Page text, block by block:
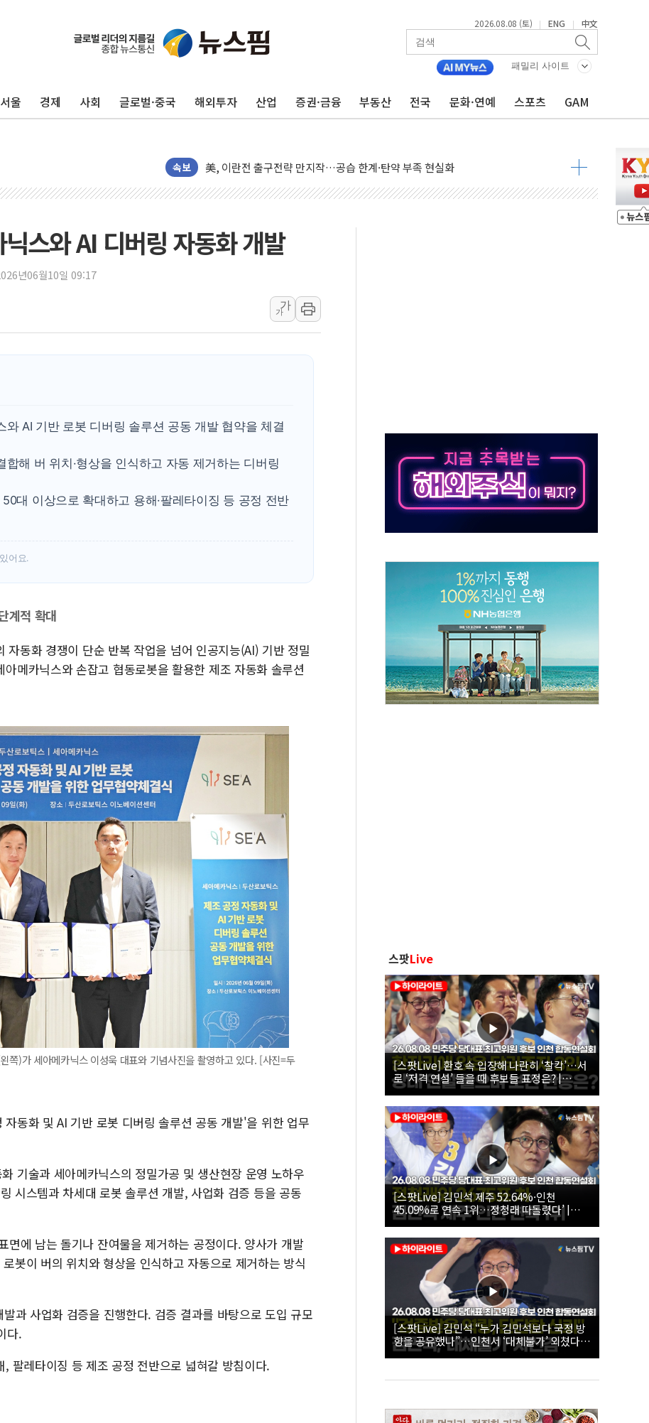
2026.08.08 (토) | ENG | 中文
패밀리 사이트
울 경제 사회 글로벌·중국 해외투자 산업 증권·금융 부동산 전국 문화·연예 스포츠 GAM
속보
[종합] 김민석, 정청래에 '0.86%p' 차 재역전 성공...金 45.42% vs 鄭 44.56%
인천 합동연설회 나선 송영길·정청래·김민석 당대표 후보
인사하는 김민석 당대표 후보
[속보] 민주, 제주·인천 경선 결과 발표...김민석 47.75% 정청래 42.08%
[속보] 민주, 제주 경선 결과 발표...김민석 52.64% 정청래 39.89% 송영길 7.47%
이번주 국내 주요 금융일정(8.10~8.14)
李대통령 "결혼 때문에 손해 보는 일 없게"…'결혼 페널티' 22개 과제 손본다
여수 오동도 인근 해상서 모터보트 전복…1명 사망·1명 실종
추미애, '위안부' 피해자 기림의 날 참석..."국제적 시민 연대로 목소리 내야"
인천 선재도 갯벌서 해루질 중 실종 60대 나흘만에 숨진 채 발견
인천서 말다툼 중 어머니 흉기 살해 10대 아들 체포
'화합' 꺼낸 김민석에 '뻔뻔' 받아친 정청래…제주 연설서 신경전 고조
李대통령, ISA 개편 재검토 지시…與 "적극 환영"·野 "졸속 국정"
스와 AI 디버링 자동화 개발
년06월10일 09:17
가
가
와 AI 기반 로봇 디버링 솔루션 공동 개발 협약을 체결
합해 버 위치·형상을 인식하고 자동 제거하는 디버링
대 이상으로 확대하고 용해·팔레타이징 등 공정 전반
어요.
계적 확대
동화 경쟁이 단순 반복 작업을 넘어 인공지능(AI) 기반 정밀
메카닉스와 손잡고 협동로봇을 활용한 제조 자동화 솔루션
쪽)가 세아메카닉스 이성욱 대표와 기념사진을 촬영하고 있다. [사진=두
동화 및 AI 기반 로봇 디버링 솔루션 공동 개발'을 위한 업무
기술과 세아메카닉스의 정밀가공 및 생산현장 운영 노하우
시스템과 차세대 로봇 솔루션 개발, 사업화 검증 등을 공동
면에 남는 돌기나 잔여물을 제거하는 공정이다. 양사가 개발
봇이 버의 위치와 형상을 인식하고 자동으로 제거하는 방식
과 사업화 검증을 진행한다. 검증 결과를 바탕으로 도입 규모
다.
팔레타이징 등 제조 공정 전반으로 넓혀갈 방침이다.
스팟Live
[스팟Live] 환호 속 입장해 나란히 ‘찰칵’…서
로 ‘저격 연설’ 들을 때 후보들 표정은? |
26.08.08 더불어민주당 당대표·최고위원 후
보 인천 합동연설회
[스팟Live] 김민석 제주 52.64%·인천
45.09%로 연속 1위…정청래 따돌렸다’ |
26.08.08 더불어민주당 당대표·최고위원 후
보 인천 합동연설회
[스팟Live] 김민석 “누가 김민석보다 국정 방
향을 공유했나”…인천서 ‘대체불가’ 외쳤다 |
26.08.08 더불어민주당 당대표·최고위원 후